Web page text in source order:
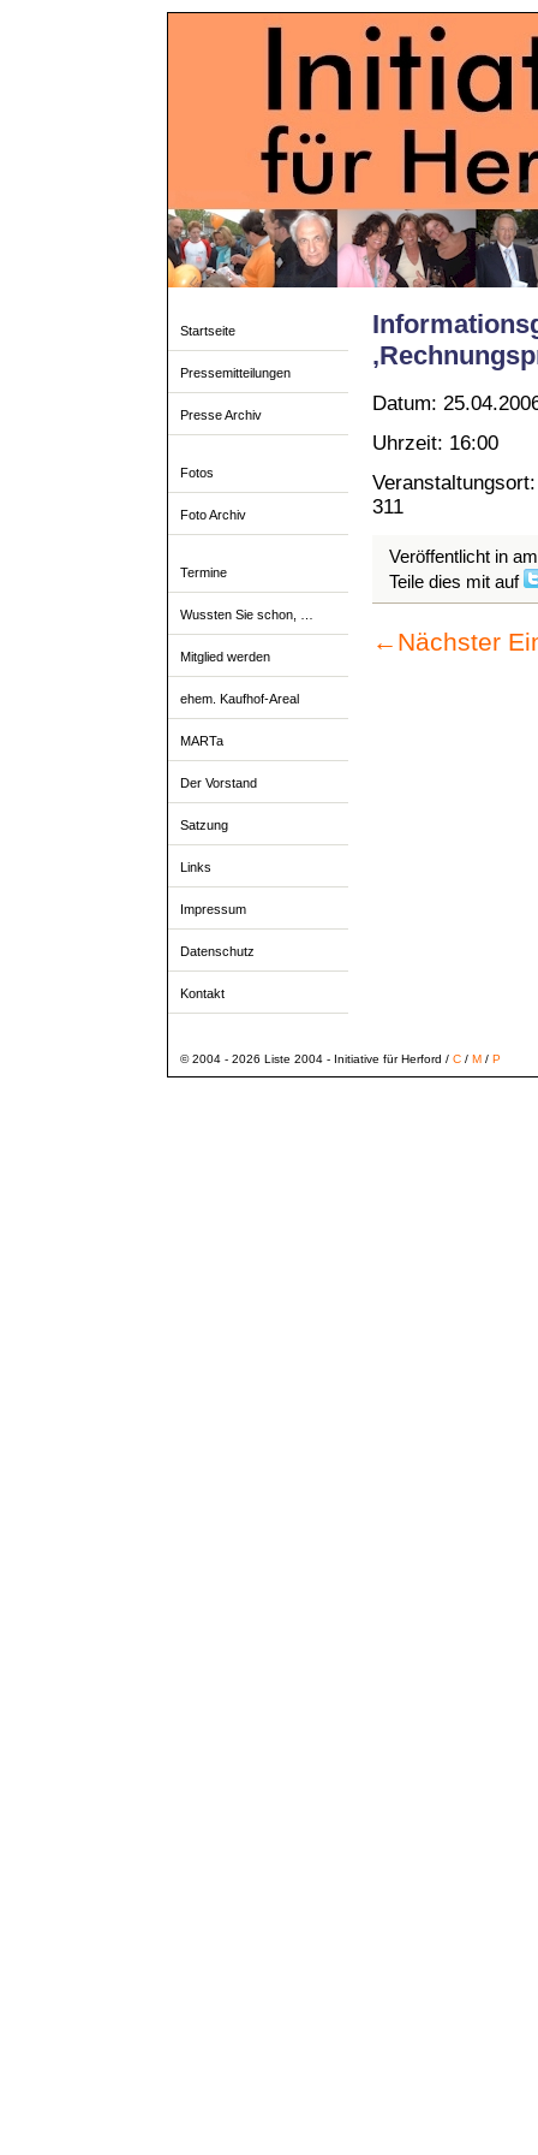
Startseite
Pressemitteilungen
Presse Archiv
Fotos
Foto Archiv
Termine
Wussten Sie schon, …
Mitglied werden
ehem. Kaufhof-Areal
MARTa
Der Vorstand
Satzung
Links
Impressum
Datenschutz
Kontakt
Datum:
Uhrzeit: 16:00
311
Veröffentlicht in
Teile dies mit auf
← Nächster
© 2004 - 2026 Liste 2004 - Initiative für Herford / C/ M/ P